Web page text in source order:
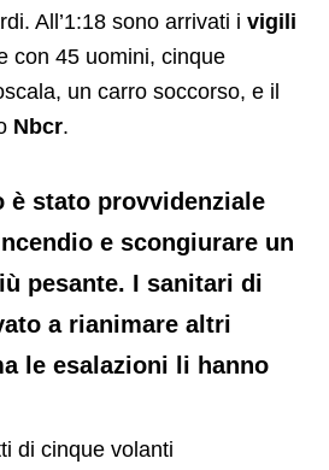
All’1:18 sono arrivati i vigili
con 45 uomini, cinque
un carro soccorso, e il
Nbcr.
è stato provvidenziale
e scongiurare un
pesante. I sanitari di
a rianimare altri
le esalazioni li hanno
di cinque volanti